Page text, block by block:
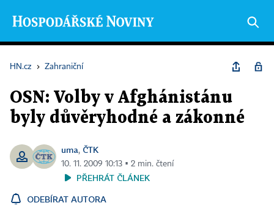
HN.cz › Zahraniční
OSN: Volby v Afghánistánu
byly důvěryhodné a zákonné
uma, ČTK
10. 11. 2009 10:13 ▪ 2 min. čtení
PŘEHRÁT ČLÁNEK
ODEBÍRAT AUTORA